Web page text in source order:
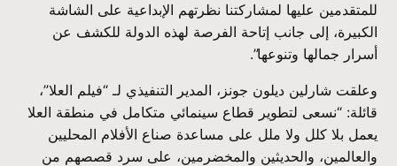
للمتقدمين عليها لمشاركتنا نظرتهم الإبداعية على الشاشة
الكبيرة، إلى جانب إتاحة الفرصة لهذه الدولة للكشف عن
أسرار جمالها وتنوعها”.
وعلقت شارلين ديلون جونز، المدير التنفيذي لـ “فيلم العلا”،
قائلة: “نسعى لتطوير قطاع سينمائي متكامل في منطقة العلا
يعمل بلا كلل ولا ملل على مساعدة صناع الأفلام المحليين
والعالمين، والحديثين والمخضرمين، على سرد قصصهم من